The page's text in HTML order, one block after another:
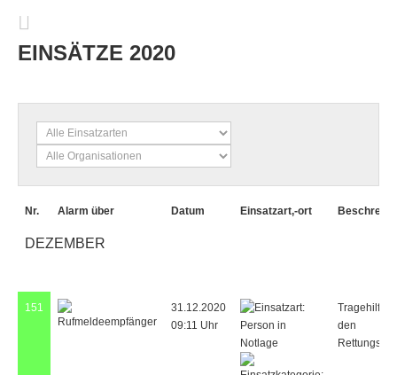
EINSÄTZE 2020
Nr. Alarm über Datum Einsatzart,-ort
DEZEMBER
151
31.12.2020
09:11 Uhr
Tragehilfe
den